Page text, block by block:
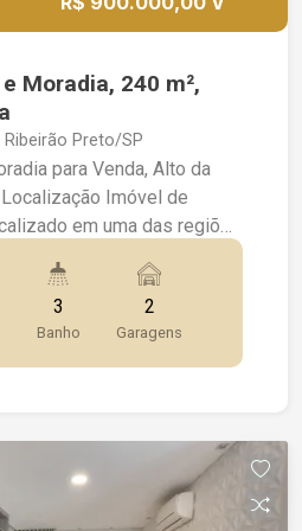
Moradia, 240 m²,
Preto/SP
para Venda, Alto da
Imóvel de
em uma das regiões
Ideal para quem
e ambientes bem
social
a comércios, escolas e
3
Banho
2
Garagens